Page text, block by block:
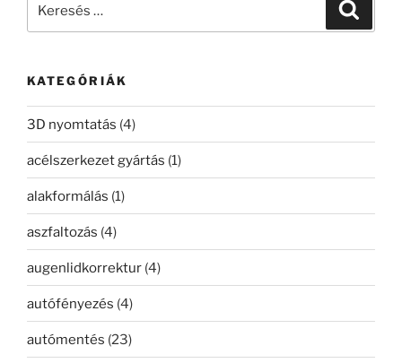
KATEGÓRIÁK
3D nyomtatás (4)
acélszerkezet gyártás (1)
alakformálás (1)
aszfaltozás (4)
augenlidkorrektur (4)
autófényezés (4)
autómentés (23)